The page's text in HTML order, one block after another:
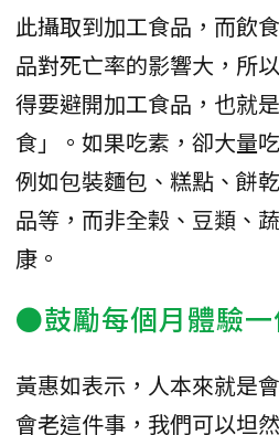
此攝取到加工食品，而飲
品對死亡率的影響大，所
得要避開加工食品，也就
食」。如果吃素，卻大量
例如包裝麵包、糕點、餅
品等，而非全榖、豆類、
康。
●鼓勵每個月體驗一
黃惠如表示，人本來就是
會老這件事，我們可以坦